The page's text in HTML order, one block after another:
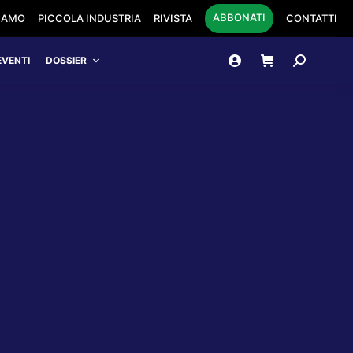
PICCOLA INDUSTRIA RIVISTA ABBONATI CONTATTI
DOSSIER Cerca: